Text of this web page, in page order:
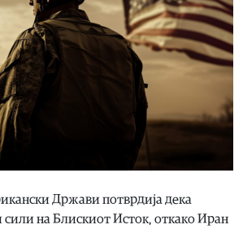
Држави потврдија дека
сили на Блискиот Исток, откако Иран